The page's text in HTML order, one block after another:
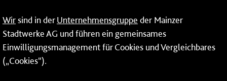
24-Stunden-Telefon*
06131 – 12 77 77
Fax: 06131 – 12 66 66
Wirsind in derUnternehmensgruppe der Mainzer
Stadtwerke AG und führen ein gemeinsames
Einwilligungsmanagement für Cookies und Vergleichbares
(„Cookies“).